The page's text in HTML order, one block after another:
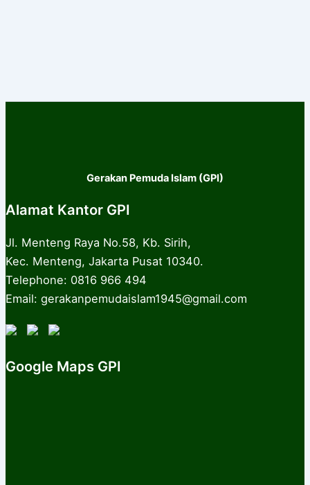
Gerakan Pemuda Islam (GPI)
Alamat Kantor GPI
Jl. Menteng Raya No.58, Kb. Sirih,
Kec. Menteng, Jakarta Pusat 10340.
Telephone: 0816 966 494
Email: gerakanpemudaislam1945@gmail.com
Google Maps GPI